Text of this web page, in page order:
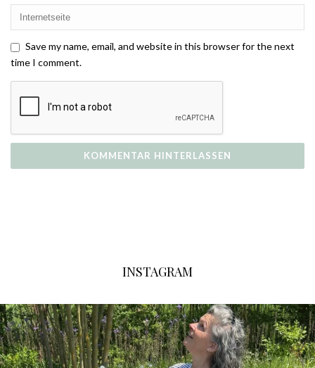
Save my name, email, and website in this browser for the next
time I comment.
INSTAGRAM